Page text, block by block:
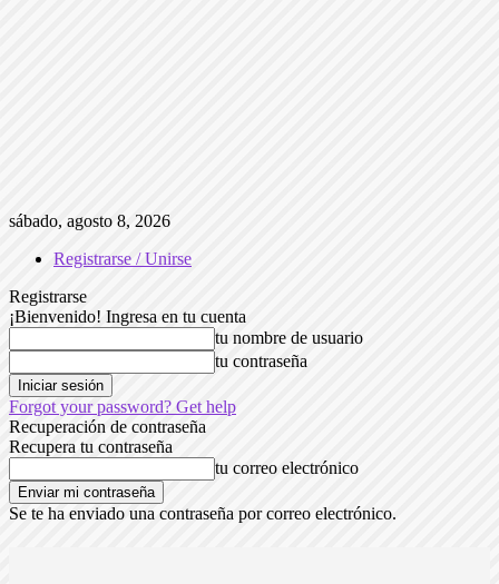
sábado, agosto 8, 2026
Registrarse / Unirse
Registrarse
¡Bienvenido! Ingresa en tu cuenta
tu nombre de usuario
tu contraseña
Forgot your password? Get help
Recuperación de contraseña
Recupera tu contraseña
tu correo electrónico
Se te ha enviado una contraseña por correo electrónico.